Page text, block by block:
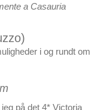
a Casauria
i og rundt om
på det 4* Victoria